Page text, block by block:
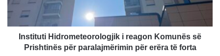
Prishtinës
paralajmërimin
Instituti Hidrometeorologjik i reagon Komunës së
Prishtinës për paralajmërimin për erëra të forta